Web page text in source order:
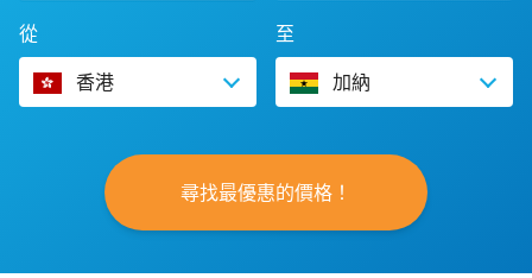
從
香港
至
加納
尋找最優惠的價格！